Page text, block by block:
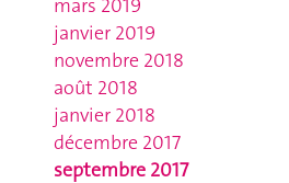
mars 2019
janvier 2019
novembre 2018
août 2018
janvier 2018
décembre 2017
septembre 2017